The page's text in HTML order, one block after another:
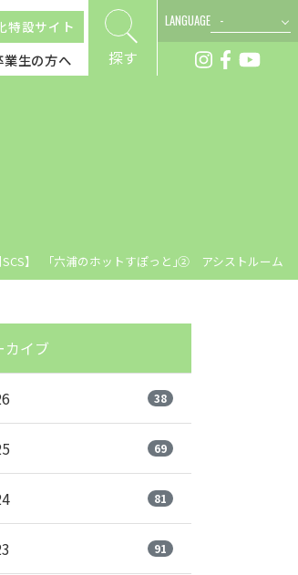
業生の方へ
特設サイト
探す
LANGUAGE
SCS】 ｢六浦のホットすぽっと｣② アシストルーム
カイブ
38
69
81
91